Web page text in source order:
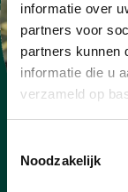
informatie over
partners voor
partners kunnen
informatie die u
verzameld op
Noodzakelijk